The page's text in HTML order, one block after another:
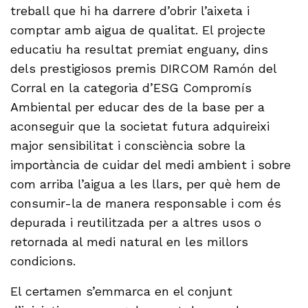
treball que hi ha darrere d’obrir l’aixeta i
comptar amb aigua de qualitat. El projecte
educatiu ha resultat premiat enguany, dins
dels prestigiosos premis DIRCOM Ramón del
Corral en la categoria d’ESG Compromís
Ambiental per educar des de la base per a
aconseguir que la societat futura adquireixi
major sensibilitat i consciència sobre la
importància de cuidar del medi ambient i sobre
com arriba l’aigua a les llars, per què hem de
consumir-la de manera responsable i com és
depurada i reutilitzada per a altres usos o
retornada al medi natural en les millors
condicions.
El certamen s’emmarca en el conjunt